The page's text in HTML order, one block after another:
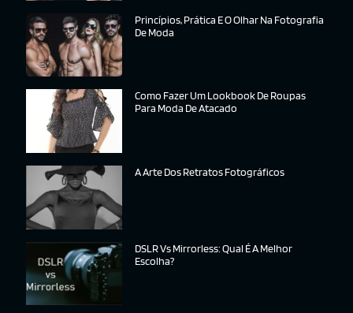
Princípios, Prática E O Olhar Na Fotografia
De Moda
Como Fazer Um Lookbook De Roupas
Para Moda De Atacado
A Arte Dos Retratos Fotográficos
DSLR Vs Mirrorless: Qual É A Melhor
Escolha?